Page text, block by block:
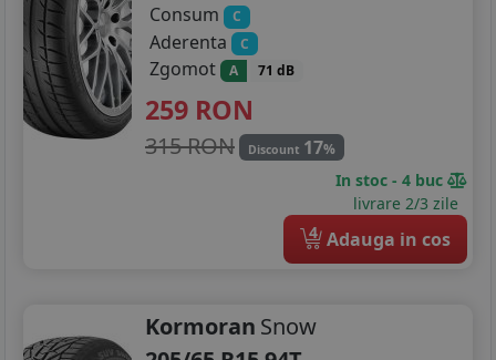
Consum
C
Aderenta C
Zgomot A 71 dB
259 RON
315 RON Discount 17%
In stoc - 4 buc
livrare 2/3 zile
4 Adauga in cos
Kormoran Snow